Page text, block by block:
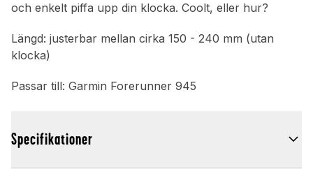
och enkelt piffa upp din klocka. Coolt, eller hur?
Längd: justerbar mellan cirka 150 - 240 mm (utan
klocka)
Passar till: Garmin Forerunner 945
Specifikationer